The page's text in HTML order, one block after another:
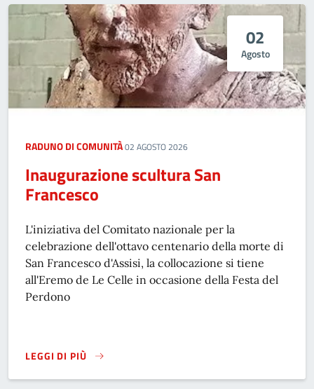
02
Agosto
RADUNO DI COMUNITÀ02 AGOSTO 2026
Inaugurazione scultura San
Francesco
L'iniziativa del Comitato nazionale per la
celebrazione dell'ottavo centenario della morte di
San Francesco d'Assisi, la collocazione si tiene
all'Eremo de Le Celle in occasione della Festa del
Perdono
LEGGI DI PIÙ
INAUGURAZIONE SCULTURA SAN FRANCESCO